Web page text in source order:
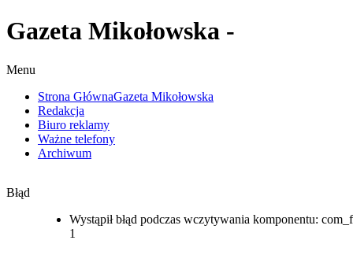
Gazeta Mikołowska -
Menu
Strona GłównaGazeta Mikołowska
Redakcja
Biuro reklamy
Ważne telefony
Archiwum
Błąd
Wystąpił błąd podczas wczytywania komponentu:
1